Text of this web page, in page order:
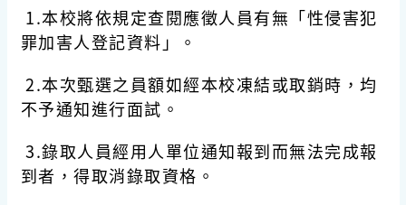
1.本校將依規定查閱應徵人員有無「性侵害犯
罪加害人登記資料」。
2.本次甄選之員額如經本校凍結或取銷時，均
不予通知進行面試。
3.錄取人員經用人單位通知報到而無法完成報
到者，得取消錄取資格。